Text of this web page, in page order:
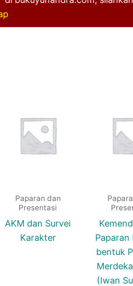
Paparan dan
Presentasi
AKM dan Survei
Karakter
Paparan
bentuk
(Iwan